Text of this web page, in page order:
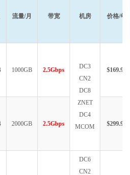
流量/月 带宽 机房 价格/年
1000GB 2.5Gbps
DC3
CN2
DC8
ZNET
DC4
MCOM
$169.99
2000GB 2.5Gbps $299.99
DC6
CN2